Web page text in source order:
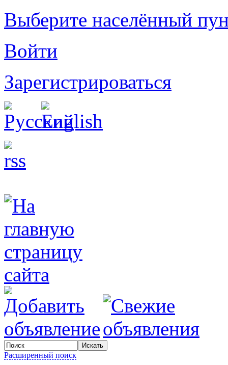
Выберите населённый
Войти
Зарегистрироваться
Расширенный поиск